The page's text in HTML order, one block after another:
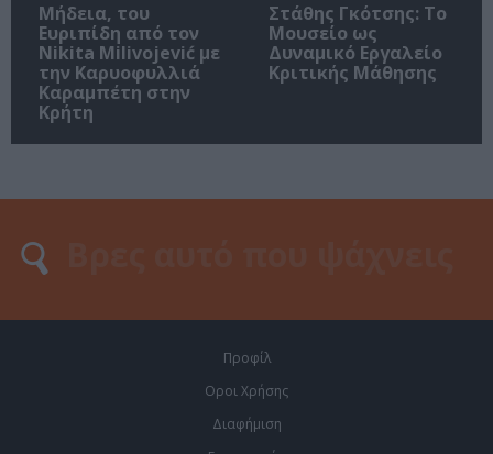
Μήδεια, του
Ευριπίδη από τον
Nikita Milivojević με
την Καρυοφυλλιά
Καραμπέτη στην
Κρήτη
Στάθης Γκότσης: Το
Μουσείο ως
Δυναμικό Εργαλείο
Κριτικής Μάθησης
Προφίλ
Οροι Χρήσης
Διαφήμιση